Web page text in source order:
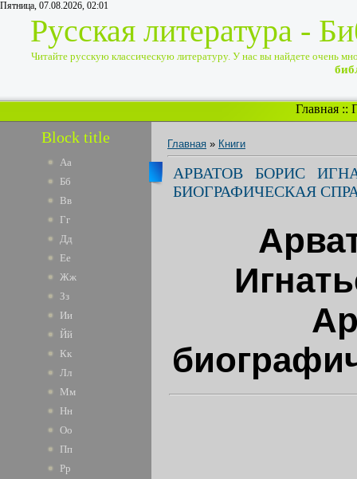
Пятница, 07.08.2026, 02:01
Русская литература -
Читайте русскую классическую литературу. У нас вы найдете очень
Главная ::
Block title
Аа
Бб
Вв
Гг
Дд
Ее
Жж
Зз
Ии
Йй
Кк
Лл
Мм
Нн
Оо
Пп
Рр
Главная » Книги
АРВАТОВ БОРИС
БИОГРАФИЧЕСКАЯ